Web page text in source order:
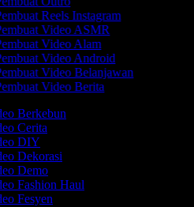
Reels Instagram
Video ASMR
Video Alam
Video Android
Video Belanjawan
Video Berita
Berkebun
Cerita
DIY
Dekorasi
Demo
Fashion Haul
Fesyen